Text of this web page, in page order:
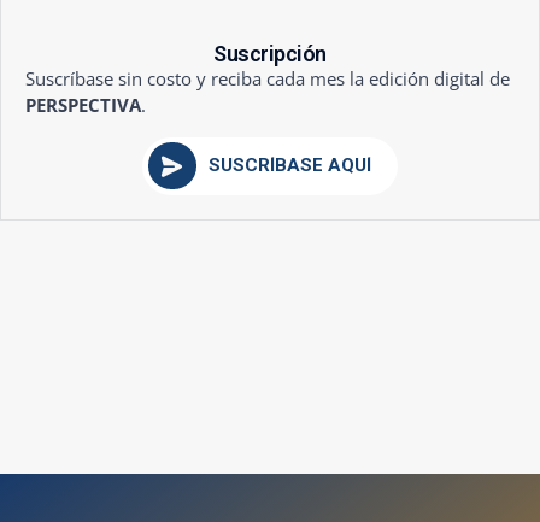
Suscripción
Suscríbase sin costo y reciba cada mes la edición digital de
PERSPECTIVA.
SUSCRÍBASE AQUÍ